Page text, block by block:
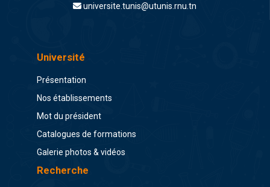
universite.tunis@utunis.rnu.tn
Université
Présentation
Nos établissements
Mot du président
Catalogues de formations
Galerie photos & vidéos
Recherche